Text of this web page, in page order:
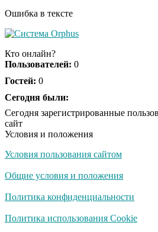
Королева вагона
Ошибка в тексте
Кто онлайн?
Пользователей: 0
Гостей: 0
Сегодня были:
Сегодня зарегистрированные
сайт
Условия и положения
Условия пользования сайтом
Общие условия и положения
Политика конфиденциальности
Политика использования Cookie